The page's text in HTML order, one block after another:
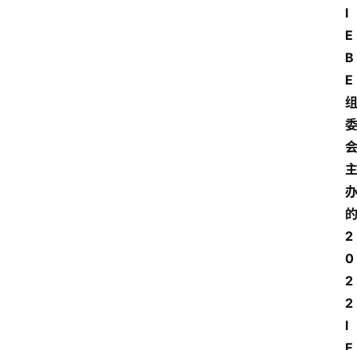
I
E
B
E
组
委
会
主
办
的
2
0
2
2
I